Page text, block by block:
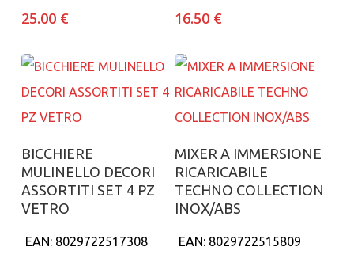
25.00 € 16.50 €
Aggiungi al carrello
BICCHIERE
MULINELLO DECORI
ASSORTITI SET 4 PZ
VETRO
EAN: 8029722517308
Aggiungi al carrello
MIXER A IMMERSIONE
RICARICABILE
TECHNO COLLECTION
INOX/ABS
EAN: 8029722515809